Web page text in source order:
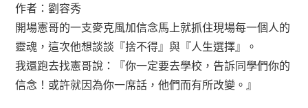
作者：劉容秀
開場憲哥的一支麥克風加信念馬上就抓住現場每一個人的
靈魂，這次他想談談『捨不得』與『人生選擇』。
我還跑去找憲哥說：『你一定要去學校，告訴同學們你的
信念！或許就因為你一席話，他們而有所改變。』